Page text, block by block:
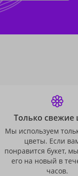
Только свежие
Мы используем
цветы. Если
понравится букет,
его на новый в
часов.